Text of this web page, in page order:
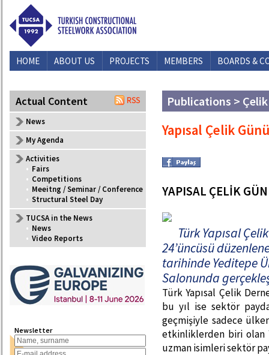
HOME ABOUT US PROJECTS MEMBERS BOARDS &
Actual Content
News
My Agenda
Activities
• Fairs
• Competitions
• Meeitng / Seminar / Conference
• Structural Steel Day
TUCSA in the News
• News
• Video Reports
Newsletter
Publications > Çelik
Yapısal Çelik Günü
YAPISAL ÇELİK
Türk Yapısal
24’üncüsü
tarihinde Yeditepe
Salonunda
Türk Yapısal Çelik
bu yıl ise sektör
geçmişiyle sadece
etkinliklerden biri olan
uzman isimleri sektör